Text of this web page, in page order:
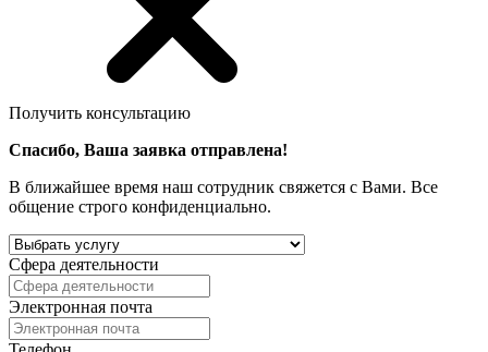
Получить консультацию
Спасибо, Ваша заявка отправлена!
В ближайшее время наш сотрудник свяжется с Вами. Все
общение строго конфиденциально.
Сфера деятельности
Электронная почта